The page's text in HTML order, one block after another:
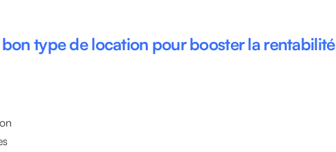
type de location pour booster la rentabilité